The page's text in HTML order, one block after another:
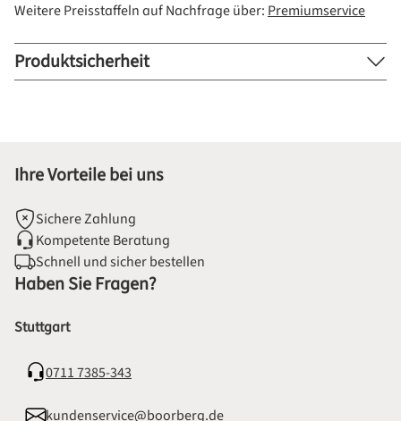
Weitere Preisstaffeln auf Nachfrage über: Premiumservice
Produktsicherheit
Ihre Vorteile bei uns
Sichere Zahlung
Kompetente Beratung
Schnell und sicher bestellen
Haben Sie Fragen?
Stuttgart
0711 7385-343
kundenservice@boorberg.de